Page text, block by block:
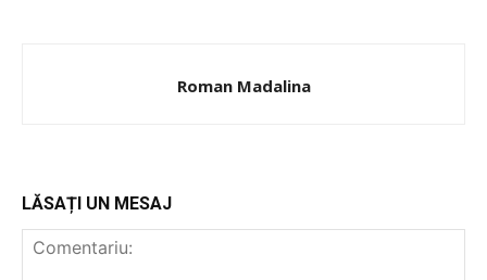
Utile
Roman Madalina
LĂSAȚI UN MESAJ